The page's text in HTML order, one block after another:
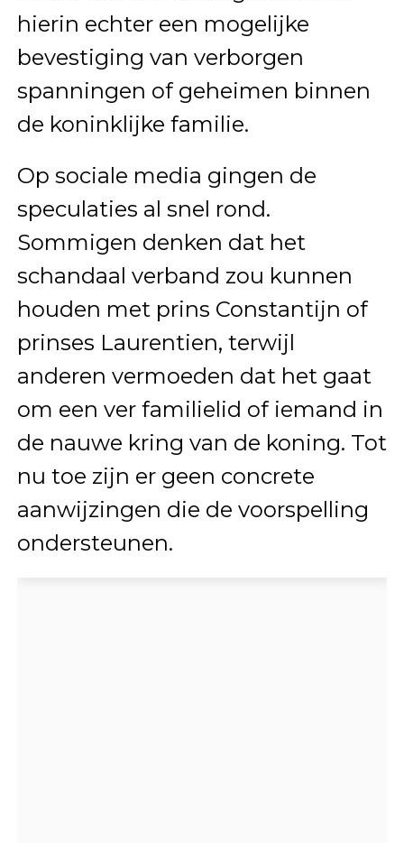
hierin echter een mogelijke
bevestiging van verborgen
spanningen of geheimen binnen
de koninklijke familie.
Op sociale media gingen de
speculaties al snel rond.
Sommigen denken dat het
schandaal verband zou kunnen
houden met prins Constantijn of
prinses Laurentien, terwijl
anderen vermoeden dat het gaat
om een ver familielid of iemand in
de nauwe kring van de koning. Tot
nu toe zijn er geen concrete
aanwijzingen die de voorspelling
ondersteunen.